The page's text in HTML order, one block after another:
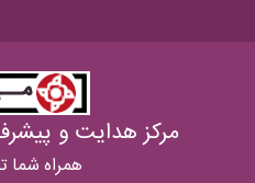
مرکز هدایت و
همراه شما